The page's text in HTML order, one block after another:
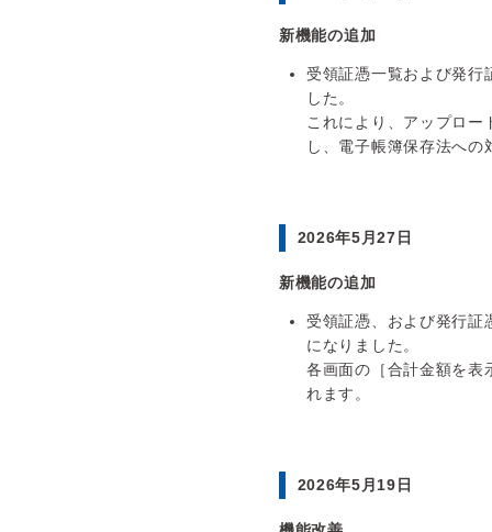
新機能の追加
受領証憑一覧および発行
した。
これにより、アップロ
し、電子帳簿保存法へ
2026年5月27日
新機能の追加
受領証憑、および発行証
になりました。
各画面の［合計金額を表
れます。
2026年5月19日